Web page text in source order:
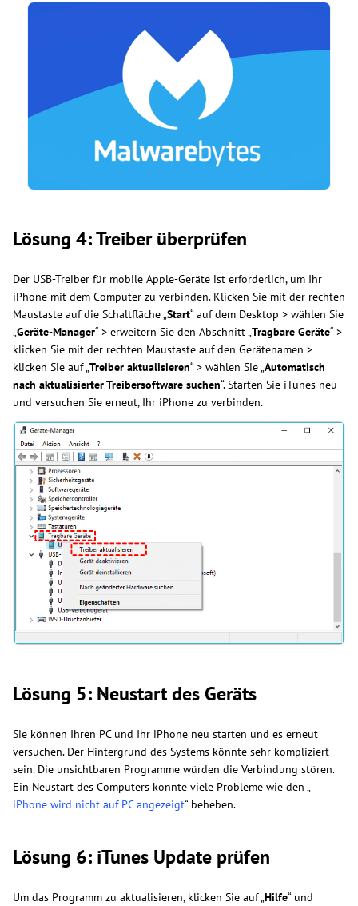
Lösung 4: Treiber überprüfen
Der USB-Treiber für mobile Apple-Geräte ist erforderlich, um Ihr
iPhone mit dem Computer zu verbinden. Klicken Sie mit der rechten
Maustaste auf die Schaltfläche „Start“ auf dem Desktop > wählen Sie
„Geräte-Manager“ > erweitern Sie den Abschnitt „Tragbare Geräte“ >
klicken Sie mit der rechten Maustaste auf den Gerätenamen >
klicken Sie auf „Treiber aktualisieren“ > wählen Sie „Automatisch
nach aktualisierter Treibersoftware suchen“. Starten Sie iTunes neu
und versuchen Sie erneut, Ihr iPhone zu verbinden.
Lösung 5: Neustart des Geräts
Sie können Ihren PC und Ihr iPhone neu starten und es erneut
versuchen. Der Hintergrund des Systems könnte sehr kompliziert
sein. Die unsichtbaren Programme würden die Verbindung stören.
Ein Neustart des Computers könnte viele Probleme wie den „
iPhone wird nicht auf PC angezeigt“ beheben.
Lösung 6: iTunes Update prüfen
Um das Programm zu aktualisieren, klicken Sie auf „Hilfe“ und